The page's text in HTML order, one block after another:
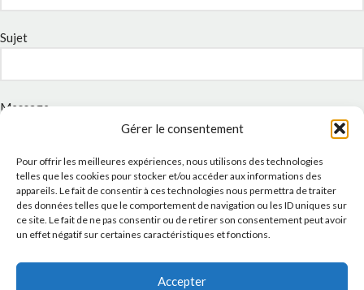
Gérer le consentement
Pour offrir les meilleures expériences, nous utilisons des technologies
telles que les cookies pour stocker et/ou accéder aux informations des
appareils. Le fait de consentir à ces technologies nous permettra de traiter
des données telles que le comportement de navigation ou les ID uniques sur
ce site. Le fait de ne pas consentir ou de retirer son consentement peut avoir
un effet négatif sur certaines caractéristiques et fonctions.
Accepter
Sujet
Message